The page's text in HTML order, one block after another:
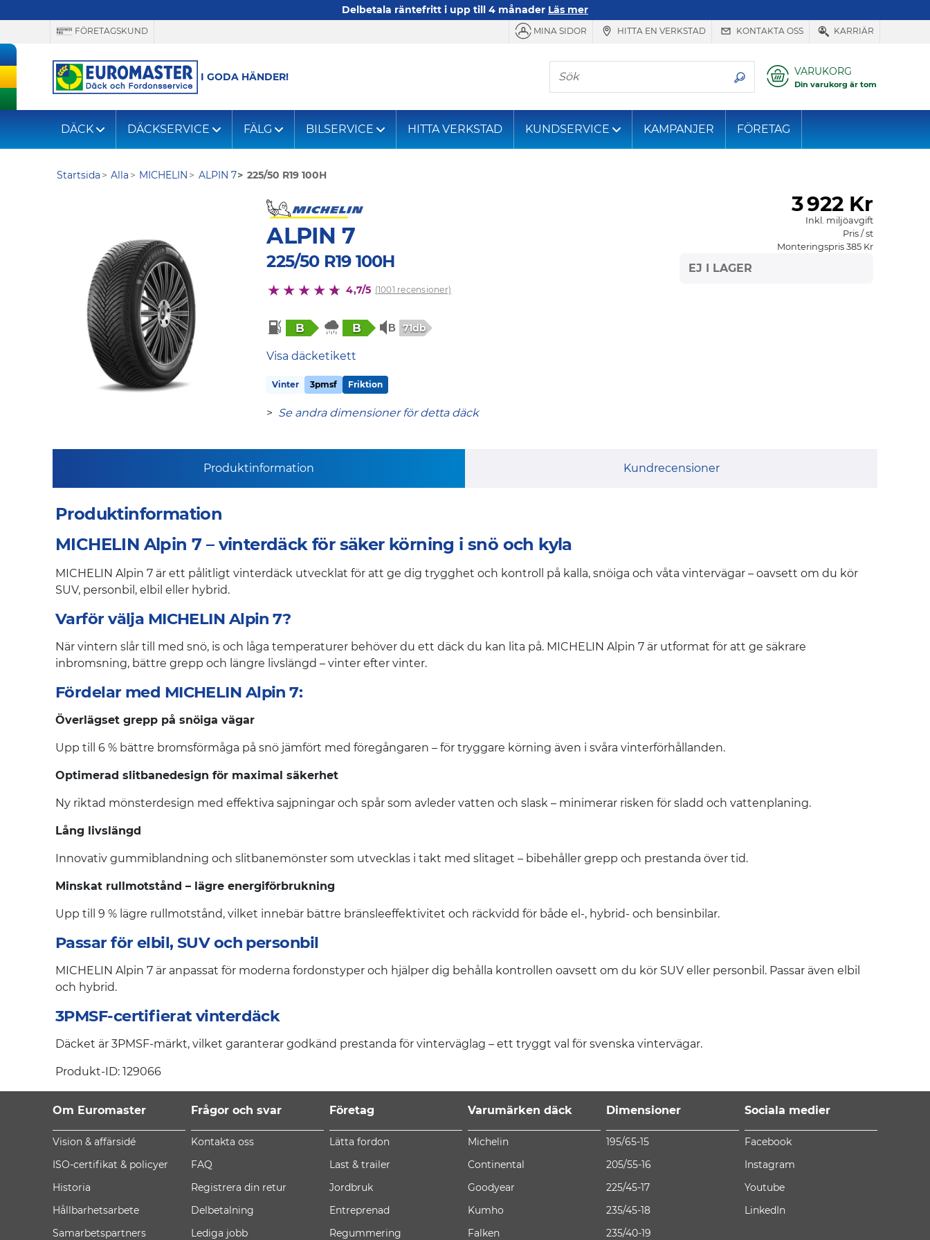
Delbetala räntefritt i upp till 4 månader Läs mer
FÖRETAGSKUND MINA SIDOR HITTA EN VERKSTAD KONTAKTA OSS KARRIÄR
I GODA HÄNDER!
Sök VARUKORG
Din varukorg är tom
DÄCK DÄCKSERVICE FÄLG BILSERVICE HITTA VERKSTAD KUNDSERVICE KAMPANJER FÖRETAG
Startsida Alla MICHELIN ALPIN 7 225/50 R19 100H
ALPIN 7
225/50 R19 100H
4,7/5 (1001 recensioner)
B B 71db
Visa däcketikett
Vinter 3pmsf Friktion
> Se andra dimensioner för detta däck
3922 Kr
Inkl. miljöavgift
Pris / st
Monteringspris 385 Kr
EJ I LAGER
Produktinformation Kundrecensioner
Produktinformation
MICHELIN Alpin 7 – vinterdäck för säker körning i snö och kyla
MICHELIN Alpin 7 är ett pålitligt vinterdäck utvecklat för att ge dig trygghet och kontroll på kalla, snöiga och våta vintervägar – oavsett om du kör
SUV, personbil, elbil eller hybrid.
Varför välja MICHELIN Alpin 7?
När vintern slår till med snö, is och låga temperaturer behöver du ett däck du kan lita på. MICHELIN Alpin 7 är utformat för att ge säkrare
inbromsning, bättre grepp och längre livslängd – vinter efter vinter.
Fördelar med MICHELIN Alpin 7:
Överlägset grepp på snöiga vägar
Upp till 6 % bättre bromsförmåga på snö jämfört med föregångaren – för tryggare körning även i svåra vinterförhållanden.
Optimerad slitbanedesign för maximal säkerhet
Ny riktad mönsterdesign med effektiva sajpningar och spår som avleder vatten och slask – minimerar risken för sladd och vattenplaning.
Lång livslängd
Innovativ gummiblandning och slitbanemönster som utvecklas i takt med slitaget – bibehåller grepp och prestanda över tid.
Minskat rullmotstånd – lägre energiförbrukning
Upp till 9 % lägre rullmotstånd, vilket innebär bättre bränsleeffektivitet och räckvidd för både el-, hybrid- och bensinbilar.
Passar för elbil, SUV och personbil
MICHELIN Alpin 7 är anpassat för moderna fordonstyper och hjälper dig behålla kontrollen oavsett om du kör SUV eller personbil. Passar även elbil
och hybrid.
3PMSF-certifierat vinterdäck
Däcket är 3PMSF-märkt, vilket garanterar godkänd prestanda för vinterväglag – ett tryggt val för svenska vintervägar.
Produkt-ID: 129066
Om Euromaster
Vision & affärsidé
ISO-certifikat & policyer
Historia
Hållbarhetsarbete
Samarbetspartners
Frågor och svar
Kontakta oss
FAQ
Registrera din retur
Delbetalning
Lediga jobb
Företag
Lätta fordon
Last & trailer
Jordbruk
Entreprenad
Regummering
Varumärken däck
Michelin
Continental
Goodyear
Kumho
Falken
Dimensioner
195/65-15
205/55-16
225/45-17
235/45-18
235/40-19
Sociala medier
Facebook
Instagram
Youtube
LinkedIn